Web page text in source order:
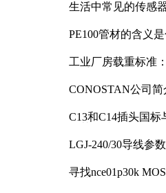
生活中常见的传感
PE100管材的含义
工业厂房载重标准
CONOSTAN公司简
C13和C14插头国标
LGJ-240/30导线参
寻找nce01p30k